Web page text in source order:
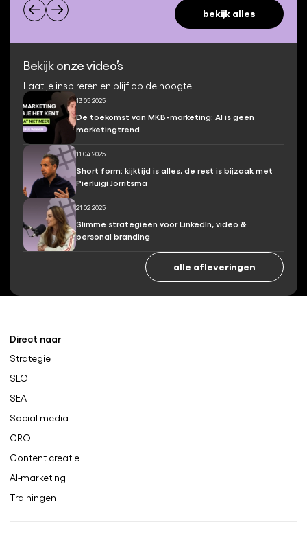
bekijk alles
Bekijk onze video’s
Laat je inspireren en blijf op de hoogte
13 05 2025
De toekomst van MKB-marketing: AI is geen
marketingtrend
11 04 2025
Short form: kijktijd is alles, de rest is bijzaak met
Pierluigi Jorritsma
21 02 2025
Slimme strategieën voor LinkedIn, video &
personal branding
alle afleveringen
Direct naar
Strategie
SEO
SEA
Social media
CRO
Content creatie
AI-marketing
Trainingen